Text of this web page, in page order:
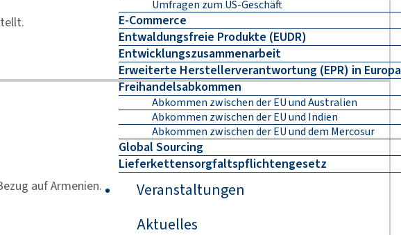
Umfragen zum US-Geschäft
E-Commerce
Entwaldungsfreie Produkte (EUDR)
Entwicklungszusammenarbeit
Erweiterte Herstellerverantwortung (EPR) in Europa
Freihandelsabkommen
Abkommen zwischen der EU und Australien
Abkommen zwischen der EU und Indien
Abkommen zwischen der EU und dem Mercosur
Global Sourcing
Lieferkettensorgfaltspflichtengesetz
Veranstaltungen
Aktuelles
auf Armenien.